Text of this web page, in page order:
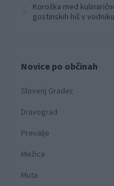
Koroška med
gostinskih hiš v
Novice po občinah
Slovenj Gradec
Dravograd
Prevalje
Mežica
Muta